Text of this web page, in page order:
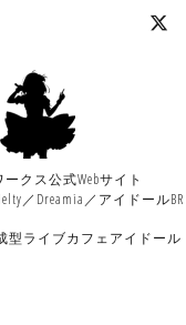
クス公式Webサイト
／Dreamia／アイドールBR
型ライブカフェアイドール